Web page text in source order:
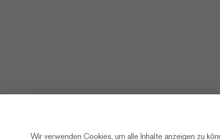
Wir verwenden Cookies, um alle Inhalte anzeigen zu